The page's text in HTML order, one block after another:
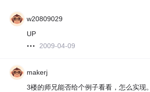
w20809029
UP
2009-04-09
makerj
3楼的师兄能否给个例子看看，怎么实现。